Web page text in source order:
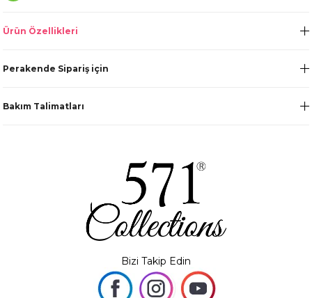
Ürün Özellikleri
Perakende Sipariş için
Bakım Talimatları
Bizi Takip Edin